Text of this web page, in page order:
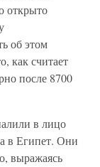
открыто
об этом
как считает
после 8700
в лицо
в Египет. Они
выражаясь